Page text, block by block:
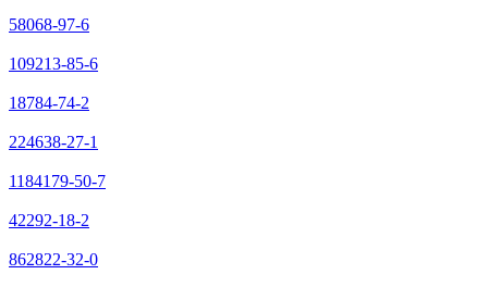
58068-97-6
109213-85-6
18784-74-2
224638-27-1
1184179-50-7
42292-18-2
862822-32-0